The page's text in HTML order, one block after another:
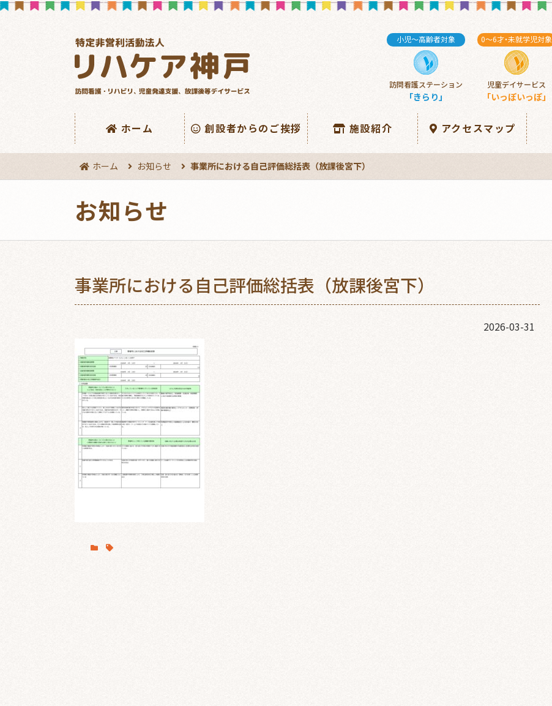
小児～高齢者対象
訪問看護ステーション
「きらり」
0～6才・未就学児対象
児童デイサービス
「いっぽいっぽ」
ホーム 創設者からのご挨拶 施設紹介 アクセスマップ
ホーム お知らせ 事業所における自己評価総括表（放課後宮下）
お知らせ
事業所における自己評価総括表（放課後宮下）
2026-03-31